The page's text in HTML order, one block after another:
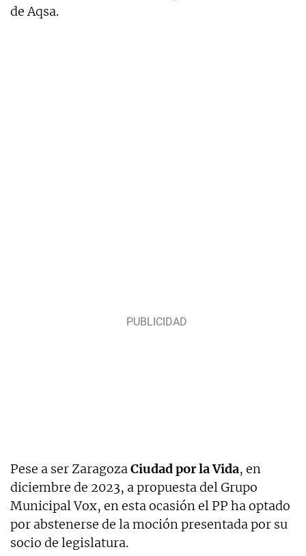
de Aqsa.
Pese a ser ZaragozaCiudad por la Vida, en
diciembre de 2023, a propuesta del Grupo
Municipal Vox, en esta ocasión el PP ha optado
por abstenerse de la moción presentada por su
socio de legislatura.